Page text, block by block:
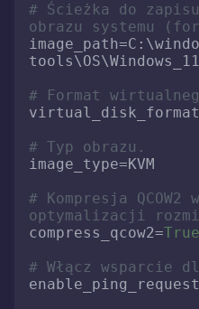
# Ścieżka do
obrazu systemu
image_path
# Format
virtual_disk_format
# Typ obrazu.
image_type=KVM
# Kompresja QCOW2
optymalizacji
compress_qcow2=True
# Włącz wsparcie